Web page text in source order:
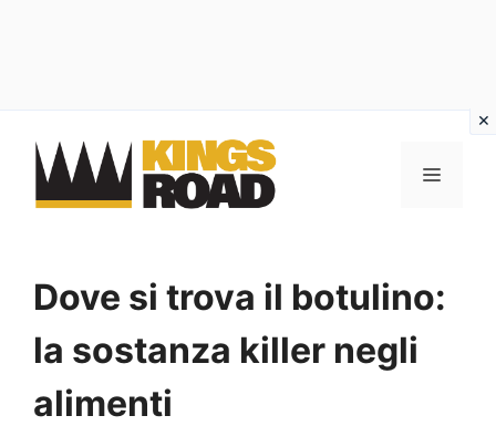
contenuto
MENU
Dove si trova il botulino:
la sostanza killer negli
alimenti